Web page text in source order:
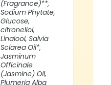
(Fragrance)**,
Sodium Phytate,
Glucose,
citronellol,
Linalool, Salvia
Sclarea Oil*,
Jasminum
Officinale
(Jasmine) Oil,
Plumeria Alba